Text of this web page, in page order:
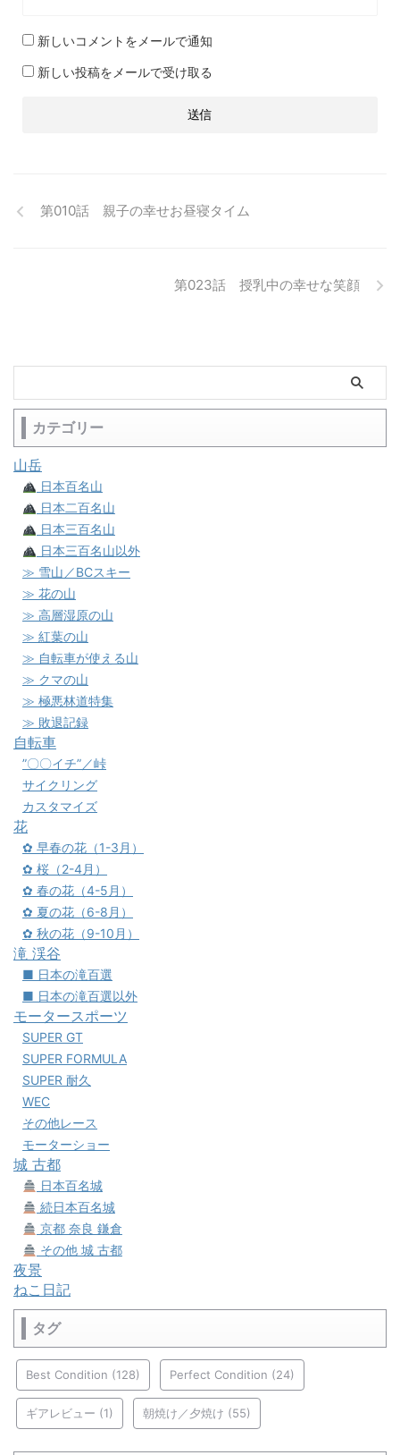
新しいコメントをメールで通知
新しい投稿をメールで受け取る
第010話 親子の幸せお昼寝タイム
第023話 授乳中の幸せな笑顔
カテゴリー
山岳
日本百名山
日本二百名山
日本三百名山
日本三百名山以外
≫ 雪山／BCスキー
≫ 花の山
≫ 高層湿原の山
≫ 紅葉の山
≫ 自転車が使える山
≫ クマの山
≫ 極悪林道特集
≫ 敗退記録
自転車
”〇〇イチ”／峠
サイクリング
カスタマイズ
花
✿ 早春の花（1-3月）
✿ 桜（2-4月）
✿ 春の花（4-5月）
✿ 夏の花（6-8月）
✿ 秋の花（9-10月）
滝 渓谷
■ 日本の滝百選
■ 日本の滝百選以外
モータースポーツ
SUPER GT
SUPER FORMULA
SUPER 耐久
WEC
その他レース
モーターショー
城 古都
日本百名城
続日本百名城
京都 奈良 鎌倉
その他 城 古都
夜景
ねこ日記
タグ
Best Condition (128) Perfect Condition (24)
ギアレビュー (1) 朝焼け／夕焼け (55)